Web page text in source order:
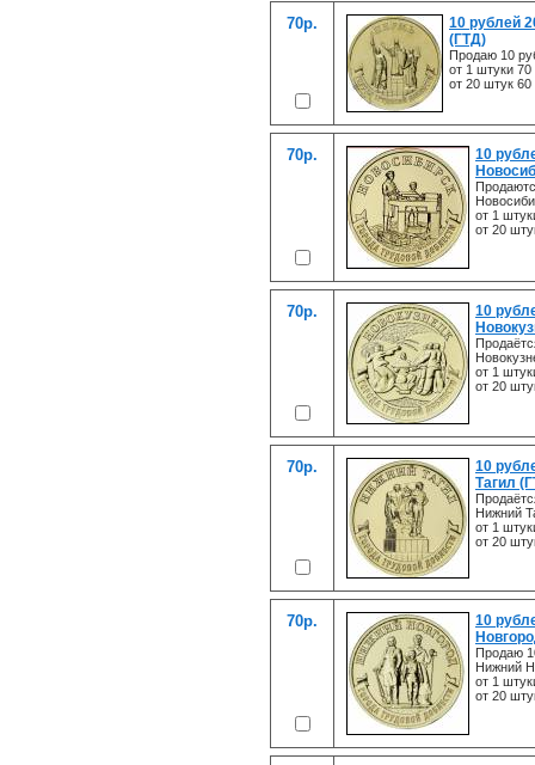
70р.
10 рублей
(ГТД)
Продаю 10
от 1 штуки 70
от 20 штук 60
70р.
10
от 1
от 20
70р.
10
от 1
от 20
70р.
10
Тагил
Нижний
от 1
от 20
70р.
10
Продаю
Нижний
от 1
от 20